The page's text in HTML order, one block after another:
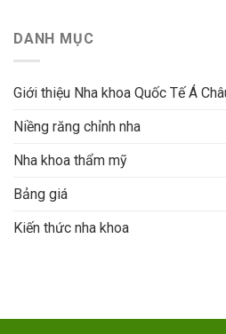
DANH MỤC
Giới thiệu Nha khoa Quốc Tế Á
Niềng răng chỉnh nha
Nha khoa thẩm mỹ
Bảng giá
Kiến thức nha khoa